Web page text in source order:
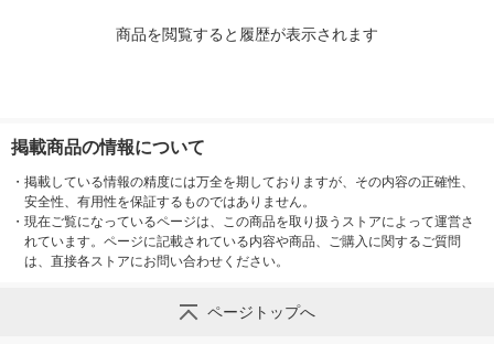
商品を閲覧すると履歴が表示されます
掲載商品の情報について
・ 掲載している情報の精度には万全を期しておりますが、その内容の正確性、
安全性、有用性を保証するものではありません。
・ 現在ご覧になっているページは、この商品を取り扱うストアによって運営さ
れています。ページに記載されている内容や商品、ご購入に関するご質問
は、直接各ストアにお問い合わせください。
ページトップへ